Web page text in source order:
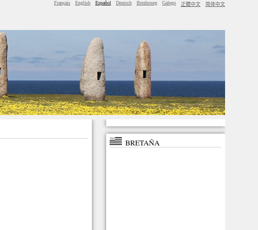
Français English Español Deutsch Brezhoneg Galego 正體中文 简体中文
BRETAÑA